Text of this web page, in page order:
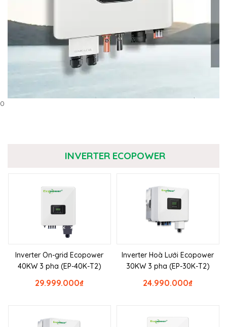
0
INVERTER ECOPOWER
Inverter On-grid Ecopower
40KW 3 pha (EP-40K-T2)
₫
29.999.000
Inverter Hoà Lưới Ecopower
30KW 3 pha (EP-30K-T2)
₫
24.990.000